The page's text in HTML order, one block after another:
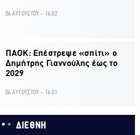
06 ΑΥΓΟΥΣΤΟΥ - 16:02
ΠΑΟΚ: Επέστρεψε «σπίτι» ο
Δημήτρης Γιαννούλης έως το
2029
06 ΑΥΓΟΥΣΤΟΥ - 16:01
ΔΙΕΘΝΗ